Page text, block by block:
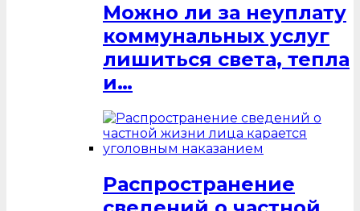
Можно ли за неуплату
коммунальных услуг
лишиться света, тепла
и…
Распространение